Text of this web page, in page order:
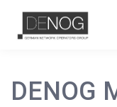
DENOG